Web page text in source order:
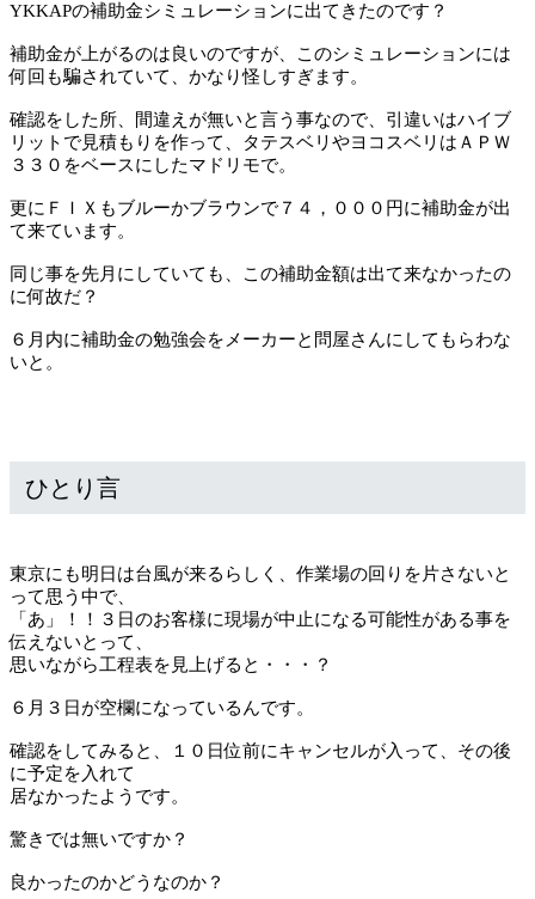
YKKAPの補助金シミュレーションに出てきたのです？
補助金が上がるのは良いのですが、このシミュレーションには
何回も騙されていて、かなり怪しすぎます。
確認をした所、間違えが無いと言う事なので、引違いはハイブ
リットで見積もりを作って、タテスベリやヨコスベリはＡＰＷ
３３０をベースにしたマドリモで。
更にＦＩＸもブルーかブラウンで７４，０００円に補助金が出
て来ています。
同じ事を先月にしていても、この補助金額は出て来なかったの
に何故だ？
６月内に補助金の勉強会をメーカーと問屋さんにしてもらわな
いと。
ひとり言
東京にも明日は台風が来るらしく、作業場の回りを片さないと
って思う中で、
「あ」！！３日のお客様に現場が中止になる可能性がある事を
伝えないとって、
思いながら工程表を見上げると・・・？
６月３日が空欄になっているんです。
確認をしてみると、１０日位前にキャンセルが入って、その後
に予定を入れて
居なかったようです。
驚きでは無いですか？
良かったのかどうなのか？